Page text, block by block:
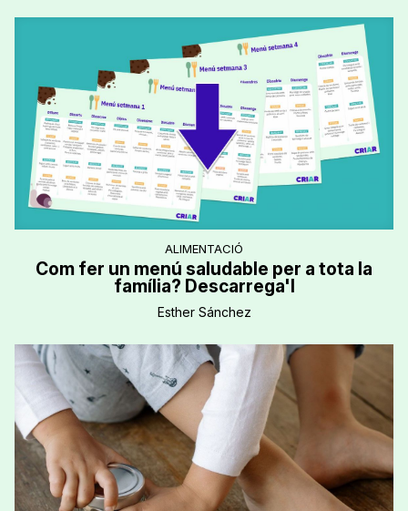
ALIMENTACIÓ
Com fer un menú saludable per a tota la
família? Descarrega'l
Esther Sánchez